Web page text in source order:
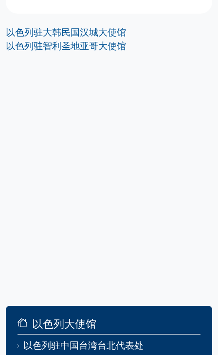
以色列驻大韩民国汉城大使馆
以色列驻智利圣地亚哥大使馆
以色列大使馆
以色列驻中国台湾台北代表处